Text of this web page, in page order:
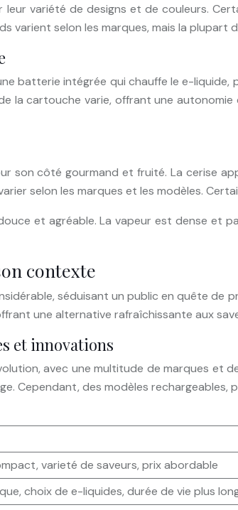
variété de designs et de couleurs.
varient selon les marques, mais la
batterie intégrée qui chauffe le e-
la cartouche varie, offrant une
son côté gourmand et fruité. La cerise
selon les marques et les modèles.
et agréable. La vapeur est dense et
contexte
séduisant un public en quête de
une alternative rafraîchissante aux
et innovations
avec une multitude de marques et
Cependant, des modèles
varieté de saveurs, prix abordable
choix de e-liquides, durée de vie plus